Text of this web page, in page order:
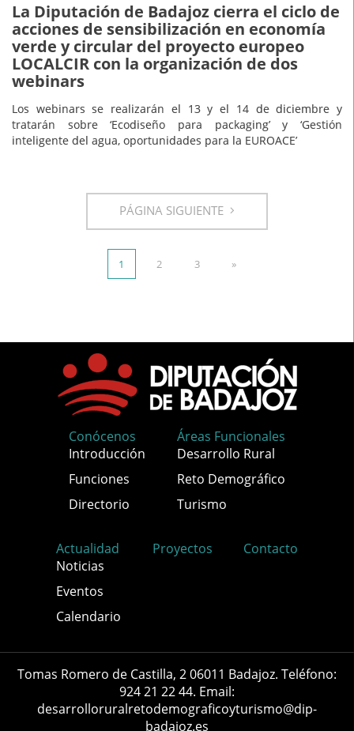
La Diputación de Badajoz cierra el ciclo de
acciones de sensibilización en economía
verde y circular del proyecto europeo
LOCALCIR con la organización de dos
webinars
Los webinars se realizarán el 13 y el 14 de diciembre y
tratarán sobre ‘Ecodiseño para packaging’ y ‘Gestión
inteligente del agua, oportunidades para la EUROACE’
PÁGINA SIGUIENTE
1 2 3 »
Conócenos
Introducción
Funciones
Directorio
Áreas Funcionales
Desarrollo Rural
Reto Demográfico
Turismo
Actualidad
Noticias
Eventos
Calendario
Proyectos Contacto
Tomas Romero de Castilla, 2 06011 Badajoz. Teléfono:
924 21 22 44. Email:
desarrolloruralretodemograficoyturismo@dip-
badajoz.es